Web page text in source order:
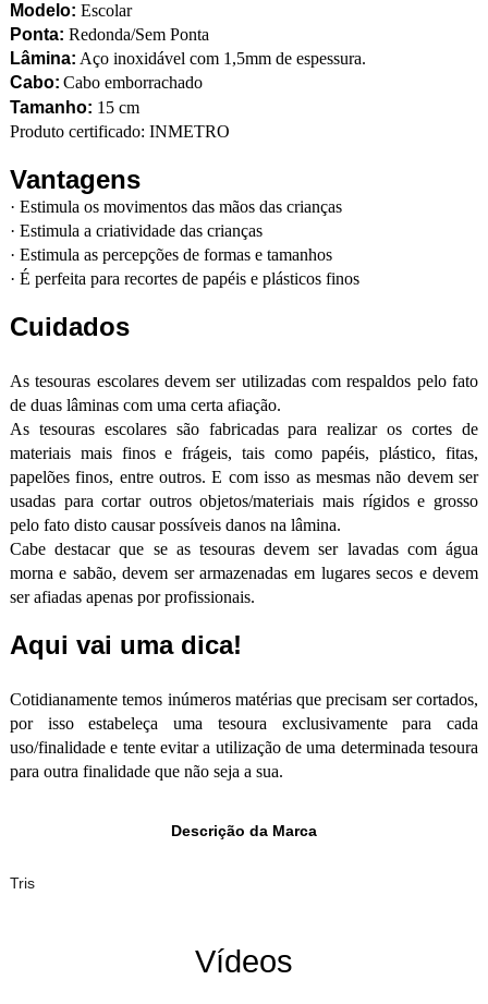
Modelo: Escolar
Ponta: Redonda/Sem Ponta
Lâmina: Aço inoxidável com 1,5mm de espessura.
Cabo: Cabo emborrachado
Tamanho: 15 cm
Produto certificado: INMETRO
Vantagens
· Estimula os movimentos das mãos das crianças
· Estimula a criatividade das crianças
· Estimula as percepções de formas e tamanhos
· É perfeita para recortes de papéis e plásticos finos
Cuidados
As tesouras escolares devem ser utilizadas com respaldos pelo fato
de duas lâminas com uma certa afiação.
As tesouras escolares são fabricadas para realizar os cortes de
materiais mais finos e frágeis, tais como papéis, plástico, fitas,
papelões finos, entre outros. E com isso as mesmas não devem ser
usadas para cortar outros objetos/materiais mais rígidos e grosso
pelo fato disto causar possíveis danos na lâmina.
Cabe destacar que se as tesouras devem ser lavadas com água
morna e sabão, devem ser armazenadas em lugares secos e devem
ser afiadas apenas por profissionais.
Aqui vai uma dica!
Cotidianamente temos inúmeros matérias que precisam ser cortados,
por isso estabeleça uma tesoura exclusivamente para cada
uso/finalidade e tente evitar a utilização de uma determinada tesoura
para outra finalidade que não seja a sua.
Descrição da Marca
Tris
Vídeos